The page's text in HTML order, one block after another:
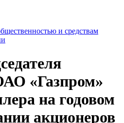
и средствам
«Газпром»
на годовом
акционеров